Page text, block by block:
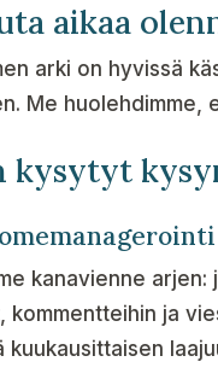
aikaa
arki on hyvissä
Me huolehdimme,
kysytyt
kanavienne
kommentteihin ja
kuukausittaisen